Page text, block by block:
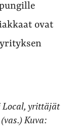
ovat
yrityksen
Local, yrittäjät
Kuva: